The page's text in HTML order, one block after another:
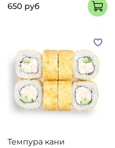
650 руб
Темпура кани